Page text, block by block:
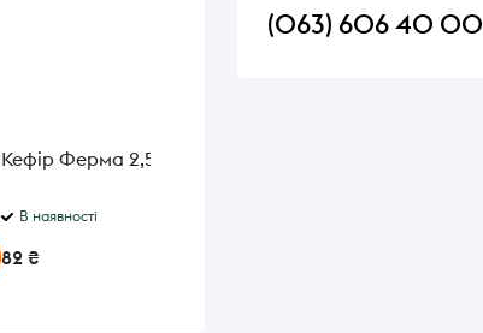
Кефір Ферма 2,5% 900г пет
В наявності
82 ₴
(063) 606 40 00